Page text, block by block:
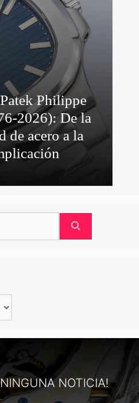
Philippe
2026): De la
de acero a la
NOTICIA!